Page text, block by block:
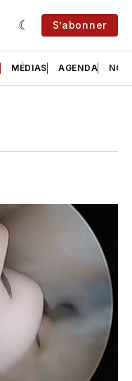
S’abonner
MÉDIAS AGENDA NOS